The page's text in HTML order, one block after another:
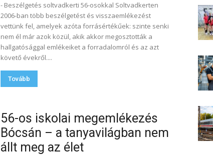
- Beszélgetés soltvadkerti 56-osokkal Soltvadkerten
2006-ban több beszélgetést és visszaemlékezést
vettünk fel, amelyek azóta forrásértékűek: szinte senki
nem él már azok közül, akik akkor megosztották a
hallgatósággal emlékeiket a forradalomról és az azt
követő évekről....
Tovább
56-os iskolai megemlékezés
Bócsán – a tanyavilágban nem
állt meg az élet